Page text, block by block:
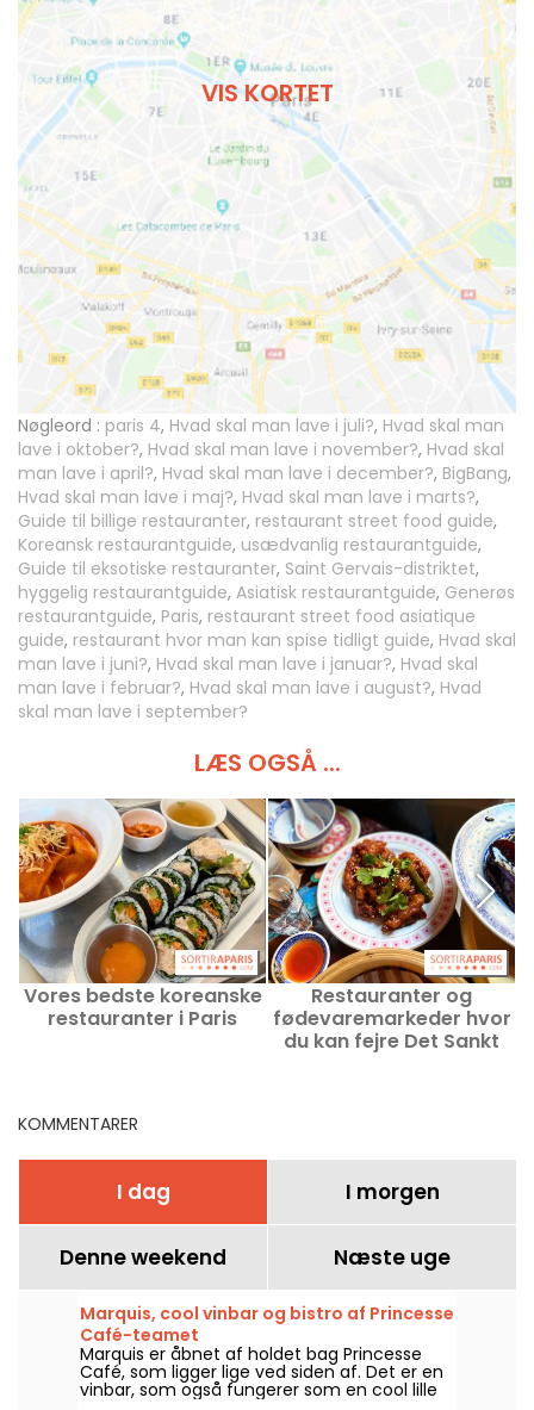
VIS KORTET
Nøgleord : paris 4, Hvad skal man lave i juli?, Hvad skal man
lave i oktober?, Hvad skal man lave i november?, Hvad skal
man lave i april?, Hvad skal man lave i december?, BigBang,
Hvad skal man lave i maj?, Hvad skal man lave i marts?,
Guide til billige restauranter, restaurant street food guide,
Koreansk restaurantguide, usædvanlig restaurantguide,
Guide til eksotiske restauranter, Saint Gervais-distriktet,
hyggelig restaurantguide, Asiatisk restaurantguide, Generøs
restaurantguide, Paris, restaurant street food asiatique
guide, restaurant hvor man kan spise tidligt guide, Hvad skal
man lave i juni?, Hvad skal man lave i januar?, Hvad skal
man lave i februar?, Hvad skal man lave i august?, Hvad
skal man lave i september?
LÆS OGSÅ ...
Vores bedste koreanske
restauranter i Paris
Restauranter og
fødevaremarkeder hvor
du kan fejre Det Sankt
KOMMENTARER
I dag I morgen
Denne weekend Næste uge
Marquis, cool vinbar og bistro af Princesse
Café-teamet
Marquis er åbnet af holdet bag Princesse
Café, som ligger lige ved siden af. Det er en
vinbar, som også fungerer som en cool lille